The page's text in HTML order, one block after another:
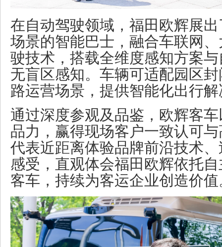
在自动驾驶领域，福田欧辉展
场景的智能巴士，融合车联网
驶技术，搭载全维度感知方案
无盲区感知。车辆可适配园区
路运营场景，提供智能化出行
通过深度参观及品鉴，欧辉客
品力，赢得现场客户一致认可
代表近距离体验品牌前沿技术
感受，直观体会福田欧辉依托
客车，持续为客运企业创造价值